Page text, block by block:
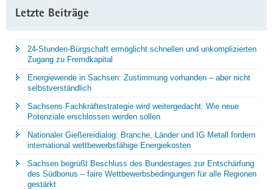
Letzte Beiträge
24-Stunden-Bürgschaft ermöglicht schnellen und unkomplizierten
Zugang zu Fremdkapital
Energiewende in Sachsen: Zustimmung vorhanden – aber nicht
selbstverständlich
Sachsens Fachkräftestrategie wird weitergedacht: Wie neue
Potenziale erschlossen werden sollen
Nationaler Gießereidialog: Branche, Länder und IG Metall fordern
international wettbewerbsfähige Energiekosten
Sachsen begrüßt Beschluss des Bundestages zur Entschärfung
des Südbonus – faire Wettbewerbsbedingungen für alle Regionen
gestärkt